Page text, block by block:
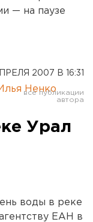
— на паузе
2007 В 16:31
Ненко
Урал
воды в реке
ЕАН в